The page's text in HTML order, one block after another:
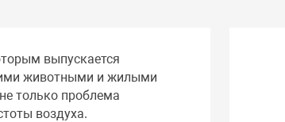
выпускается
животными и жилыми
только проблема
воздуха.